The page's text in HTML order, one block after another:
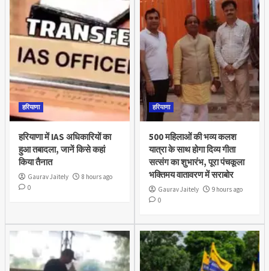
हरियाणा
हरियाणा में IAS अधिकारियों का
हुआ तबादला, जानें किसे कहां
किया तैनात
Gaurav Jaitely
8 hours ago
0
हरियाणा
500 महिलाओं की भव्य कलश
यात्रा के साथ होगा दिव्य गीता
सत्संग का शुभारंभ, पूरा पंचकूला
भक्तिमय वातावरण में सराबोर
Gaurav Jaitely
9 hours ago
0